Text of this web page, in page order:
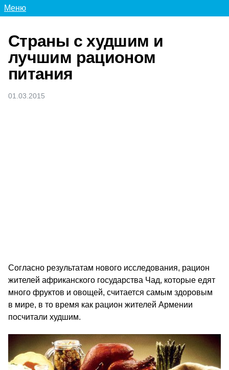
Меню
Страны с худшим и
лучшим рационом
питания
01.03.2015
Согласно результатам нового исследования, рацион
жителей африканского государства Чад, которые едят
много фруктов и овощей, считается самым здоровым
в мире, в то время как рацион жителей Армении
посчитали худшим.